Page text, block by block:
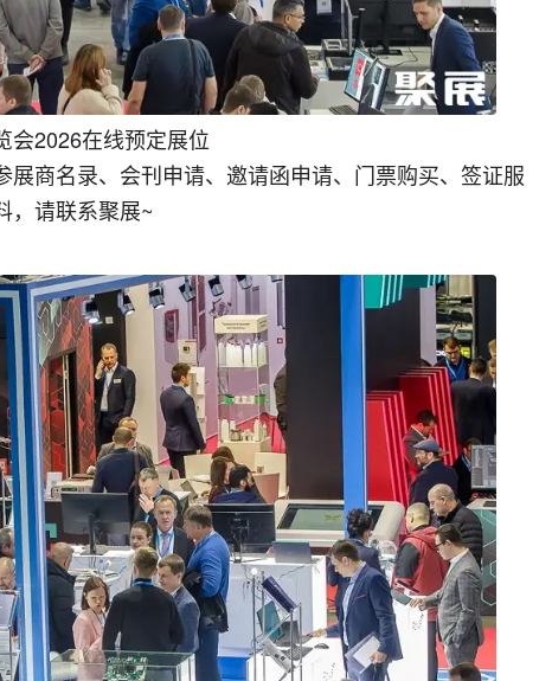
会2026在线预定展位
商名录、会刊申请、邀请函申请、门票购买、签证服
，请联系聚展~